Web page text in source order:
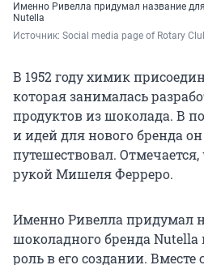
Именно Ривелла придумал название
Nutella
Источник: Social media page of Rotary
В 1952 году химик
которая занималась
продуктов из шоколада. В
и идей для нового бренда
путешествовал.
рукой Мишеля Ферреро.
Именно Ривелла придумал
шоколадного бренда
роль в его создании.